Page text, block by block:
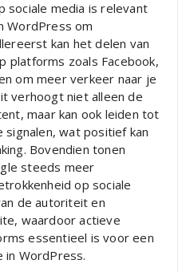
sociale media is relevant
WordPress om
kan het delen van
platforms zoals Facebook,
om meer verkeer naar je
verhoogt niet alleen de
maar kan ook leiden tot
signalen, wat positief kan
Bovendien tonen
steeds meer
op sociale
de autoriteit en
waardoor actieve
essentieel is voor een
WordPress.